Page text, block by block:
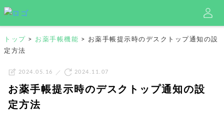
トップ > お薬手帳機能 > お薬手帳提示時のデスクトップ通知の設
定方法
2024.05.16 2024.11.07
お薬手帳提示時のデスクトップ通知の設
定方法